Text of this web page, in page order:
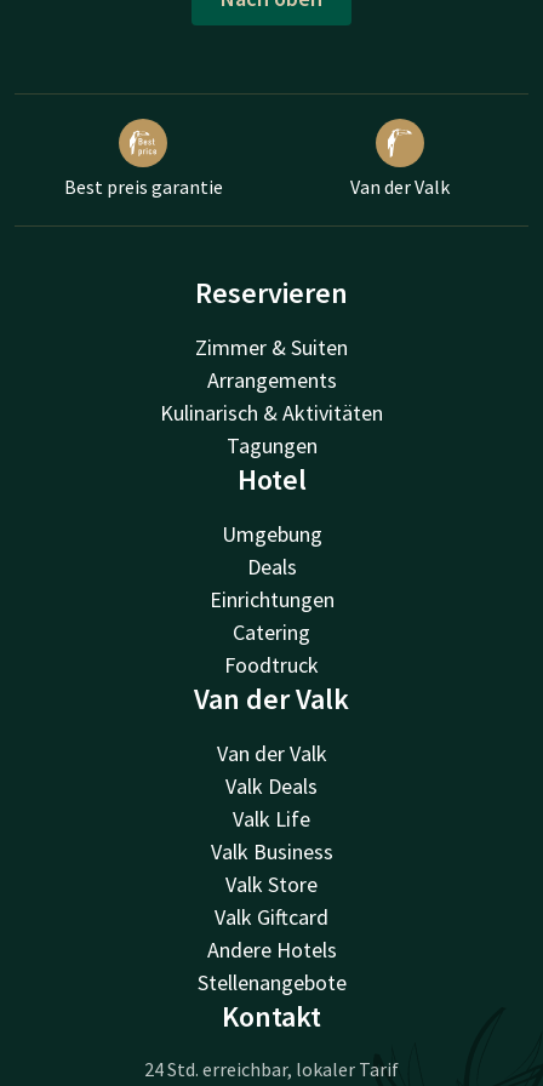
Best preis garantie Van der Valk
Reservieren
Zimmer & Suiten
Arrangements
Kulinarisch & Aktivitäten
Tagungen
Hotel
Umgebung
Deals
Einrichtungen
Catering
Foodtruck
Van der Valk
Van der Valk
Valk Deals
Valk Life
Valk Business
Valk Store
Valk Giftcard
Andere Hotels
Stellenangebote
Kontakt
24 Std. erreichbar, lokaler Tarif